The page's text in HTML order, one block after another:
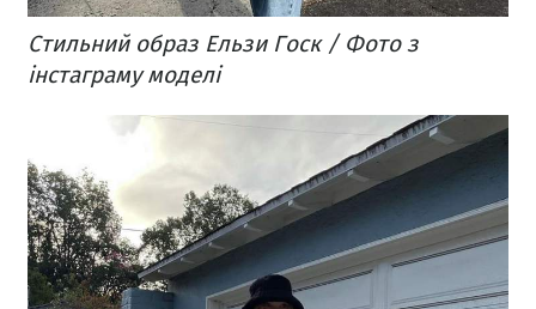
Стильний образ Ельзи Госк / Фото з
інстаграму моделі